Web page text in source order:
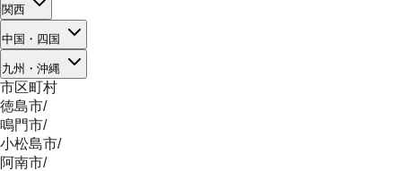
関西
中国・四国
九州・沖縄
市区町村
徳島市/
鳴門市/
小松島市/
阿南市/